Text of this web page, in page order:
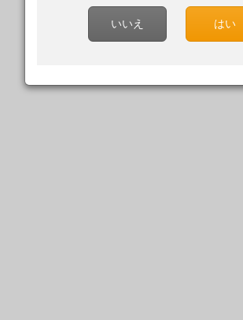
いいえ はい